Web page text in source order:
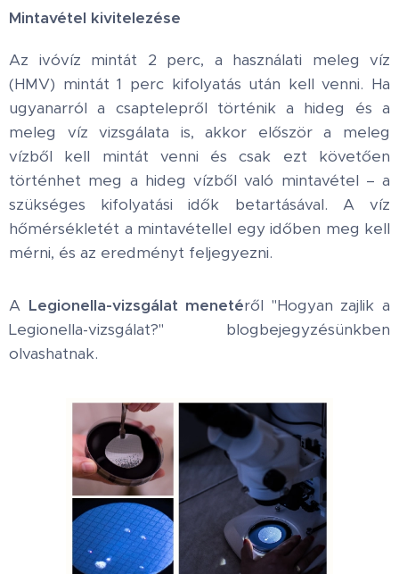
Mintavétel kivitelezése
Az ivóvíz mintát 2 perc, a használati meleg víz
(HMV) mintát 1 perc kifolyatás után kell venni. Ha
ugyanarról a csaptelepről történik a hideg és a
meleg víz vizsgálata is, akkor először a meleg
vízből kell mintát venni és csak ezt követően
történhet meg a hideg vízből való mintavétel – a
szükséges kifolyatási idők betartásával. A víz
hőmérsékletét a mintavétellel egy időben meg kell
mérni, és az eredményt feljegyezni.
A Legionella-vizsgálat menetéről "Hogyan zajlik a
Legionella-vizsgálat?" blogbejegyzésünkben
olvashatnak.